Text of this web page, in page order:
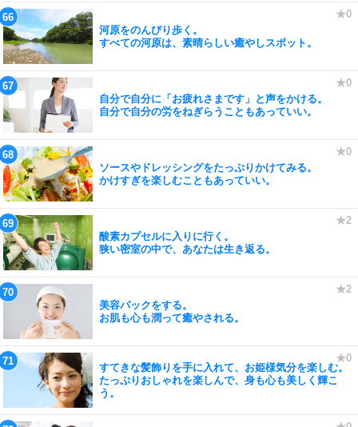
河原をのんびり歩く。
すべての河原は、素晴らしい癒やしスポット。
自分で自分に「お疲れさまです」と声をかける。
自分で自分の労をねぎらうこともあっていい。
ソースやドレッシングをたっぷりかけてみる。
かけすぎを楽しむこともあっていい。
酸素カプセルに入りに行く。
狭い密室の中で、あなたは生き返る。
美容パックをする。
お肌も心も潤って癒やされる。
すてきな髪飾りを手に入れて、お姫様気分を楽しむ。
たっぷりおしゃれを楽しんで、身も心も美しく輝こ
う。